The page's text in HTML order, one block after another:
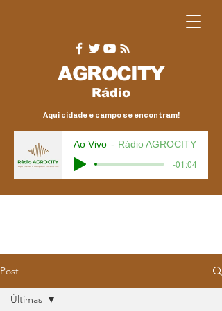
AGROCITY
Rádio
Aqui cidade e campo se encontram!
Ao Vivo Rádio AGROCITY
-01:04
Post
Últimas